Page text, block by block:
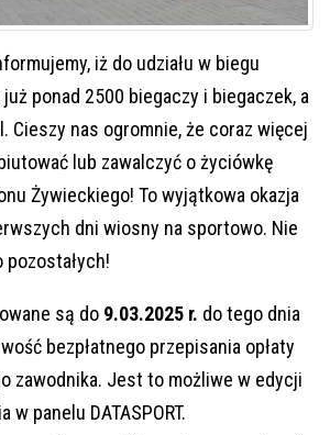
iż do udziału w biegu
ponad 2500 biegaczy i biegaczek, a
Cieszy nas ogromnie, że coraz więcej
lub zawalczyć o życiówkę
Żywieckiego! To wyjątkowa okazja
dni wiosny na sportowo. Nie
pozostałych!
są do 9.03.2025 r. do tego dnia
bezpłatnego przepisania opłaty
zawodnika. Jest to możliwe w edycji
w panelu DATASPORT.